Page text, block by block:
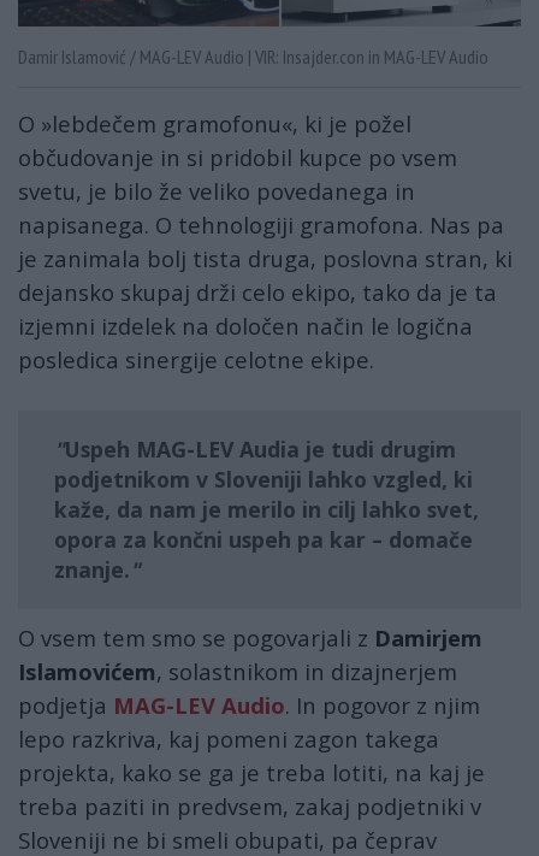
Damir Islamović / MAG-LEV Audio | VIR: Insajder.con in MAG-LEV Audio
O »lebdečem gramofonu«, ki je požel
občudovanje in si pridobil kupce po vsem
svetu, je bilo že veliko povedanega in
napisanega. O tehnologiji gramofona. Nas pa
je zanimala bolj tista druga, poslovna stran, ki
dejansko skupaj drži celo ekipo, tako da je ta
izjemni izdelek na določen način le logična
posledica sinergije celotne ekipe.
Uspeh MAG-LEV Audia je tudi drugim
podjetnikom v Sloveniji lahko vzgled, ki
kaže, da nam je merilo in cilj lahko svet,
opora za končni uspeh pa kar – domače
znanje.
O vsem tem smo se pogovarjali z Damirjem
Islamovićem, solastnikom in dizajnerjem
podjetja MAG-LEV Audio. In pogovor z njim
lepo razkriva, kaj pomeni zagon takega
projekta, kako se ga je treba lotiti, na kaj je
treba paziti in predvsem, zakaj podjetniki v
Sloveniji ne bi smeli obupati, pa čeprav